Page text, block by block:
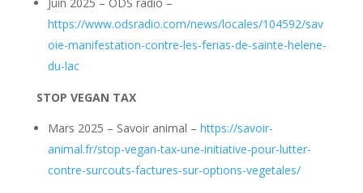
https://www.odsradio.com/news/locales/104592/sav
oie-manifestation-contre-les-ferias-de-sainte-helene-
du-lac
STOP VEGAN TAX
Mars 2025 – Savoir animal – https://savoir-
animal.fr/stop-vegan-tax-une-initiative-pour-lutter-
contre-surcouts-factures-sur-options-vegetales/